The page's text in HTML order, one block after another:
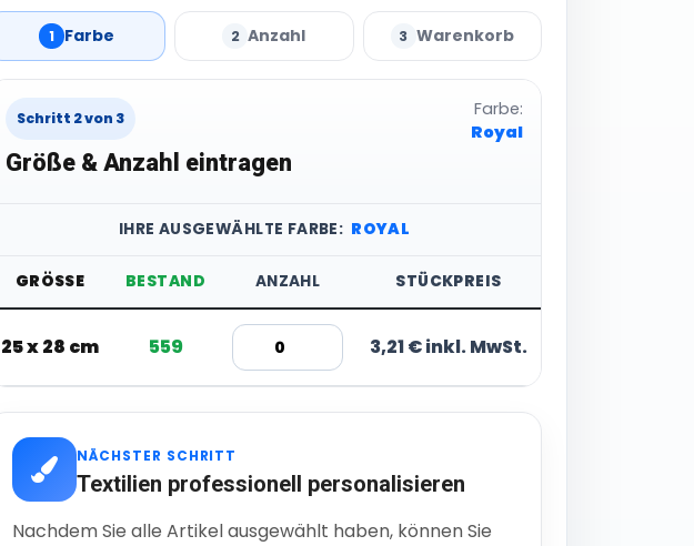
1 Farbe 2 Anzahl 3 Warenkorb
Schritt 2 von 3
Größe & Anzahl eintragen
Farbe:
Royal
IHRE AUSGEWÄHLTE FARBE: ROYAL
GRÖSSE BESTAND ANZAHL STÜCKPREIS
25 x 28 cm 559 3,21 € inkl. MwSt.
NÄCHSTER SCHRITT
Textilien professionell personalisieren
Nachdem Sie alle Artikel ausgewählt haben, können Sie